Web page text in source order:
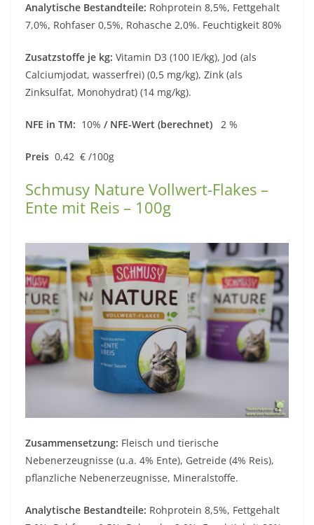
Analytische Bestandteile: Rohprotein 8,5%, Fettgehalt
7,0%, Rohfaser 0,5%, Rohasche 2,0%. Feuchtigkeit 80%
Zusatzstoffe je kg: Vitamin D3 (100 IE/kg), Jod (als
Calciumjodat, wasserfrei) (0,5 mg/kg), Zink (als
Zinksulfat, Monohydrat) (14 mg/kg).
NFE in TM: 10% / NFE-Wert (berechnet) 2 %
Preis 0,42 € /100g
Schmusy Nature Vollwert-Flakes –
Ente mit Reis – 100g
Zusammensetzung: Fleisch und tierische
Nebenerzeugnisse (u.a. 4% Ente), Getreide (4% Reis),
pflanzliche Nebenerzeugnisse, Mineralstoffe.
Analytische Bestandteile: Rohprotein 8,5%, Fettgehalt